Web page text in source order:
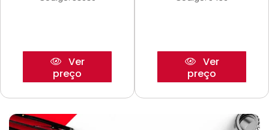
Ver
preço
Ver
preço